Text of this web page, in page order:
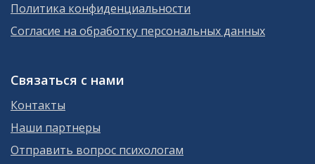
Политика конфиденциальности
Согласие на обработку персональных данных
Связаться с нами
Контакты
Наши партнеры
Отправить вопрос психологам